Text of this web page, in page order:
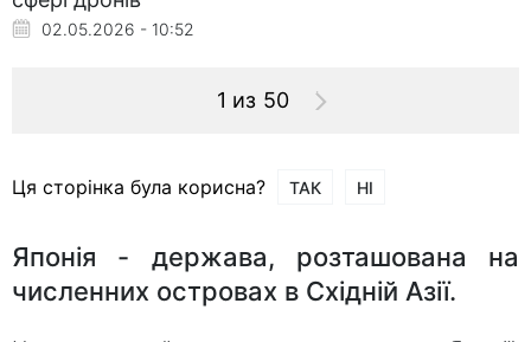
02.05.2026 - 10:52
1 из 50
Ця сторінка була корисна? ТАК НІ
Японія - держава, розташована на
численних островах в Східній Азії.